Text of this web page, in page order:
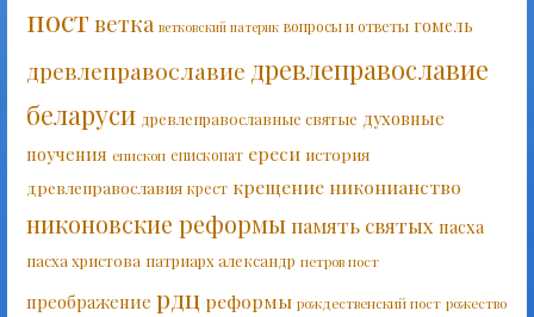
постветка ветковский патерик вопросы и ответы гомель
древлеправославие древлеправославие
беларуси древлеправославные святые духовные
поучения епископ епископат ереси история
древлеправославия крест крещение никонианство
никоновские реформыпамять святых пасха
пасха христова патриарх александр петров пост
преображение рдц реформы рождественский пост рожество